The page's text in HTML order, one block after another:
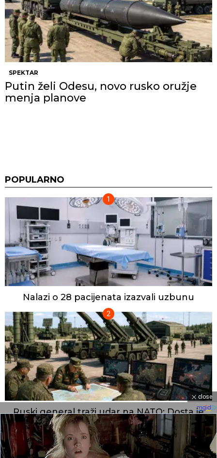
SPEKTAR
Putin želi Odesu, novo rusko oružje
menja planove
POPULARNO
Nalazi o 28 pacijenata izazvali uzbunu
Ruski general traži udar na NATO: Dosta je
bilo, vreme je za odgovor
close